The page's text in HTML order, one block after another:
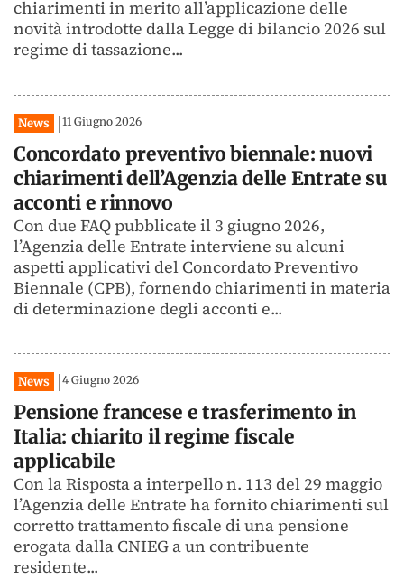
chiarimenti in merito all’applicazione delle
novità introdotte dalla Legge di bilancio 2026 sul
regime di tassazione...
News 11 Giugno 2026
Concordato preventivo biennale: nuovi
chiarimenti dell’Agenzia delle Entrate su
acconti e rinnovo
Con due FAQ pubblicate il 3 giugno 2026,
l’Agenzia delle Entrate interviene su alcuni
aspetti applicativi del Concordato Preventivo
Biennale (CPB), fornendo chiarimenti in materia
di determinazione degli acconti e...
News 4 Giugno 2026
Pensione francese e trasferimento in
Italia: chiarito il regime fiscale
applicabile
Con la Risposta a interpello n. 113 del 29 maggio
l’Agenzia delle Entrate ha fornito chiarimenti sul
corretto trattamento fiscale di una pensione
erogata dalla CNIEG a un contribuente
residente...